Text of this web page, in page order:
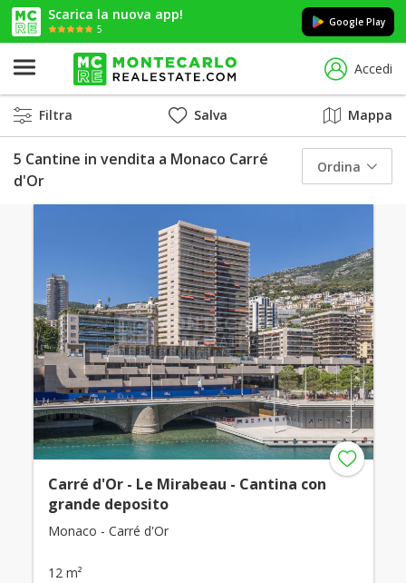
Scarica la nuova app!
5
Google Play
Accedi
Filtra Salva Mappa
5 Cantine in vendita a Monaco Carré
d'Or
Ordina
Carré d'Or - Le Mirabeau - Cantina con
grande deposito
Monaco - Carré d'Or
12 m²